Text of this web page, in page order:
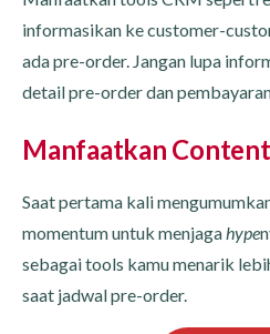
informasikan ke customer-
ada pre-order. Jangan lupa
detail pre-order dan
Manfaatkan
Saat pertama kali
momentum untuk menjagahype
sebagai tools kamu menarik
saat jadwal pre-order.